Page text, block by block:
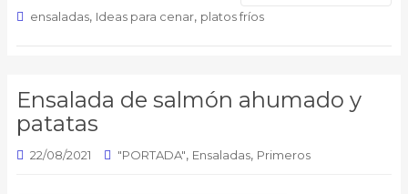
ensaladas, Ideas para cenar, platos fríos
Ensalada de salmón ahumado y
patatas
22/08/2021 "PORTADA", Ensaladas, Primeros